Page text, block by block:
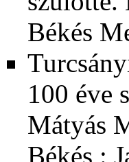
Békés
100 éve
Mátyás
Békés :